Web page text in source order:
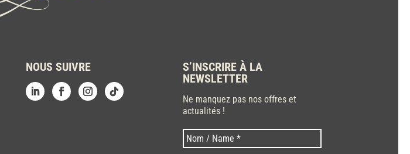
NOUS SUIVRE
S’INSCRIRE À LA
NEWSLETTER
Ne manquez pas nos offres et
actualités !
Nom * Nom